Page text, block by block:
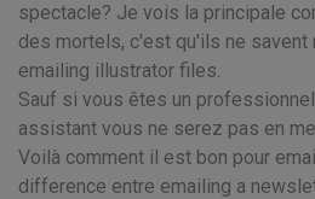
spectacle? Je vois la principale
des mortels, c'est qu'ils ne
emailing illustrator files.
Sauf si vous êtes un
assistant vous ne serez pas en
Voilà comment il est bon pour
difference entre emailing a